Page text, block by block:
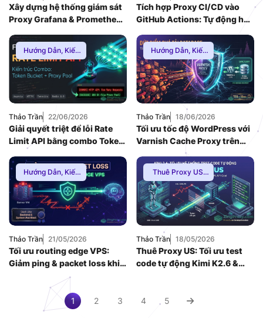
Xây dựng hệ thống giám sát
Proxy Grafana & Prometheus
Tích hợp Proxy CI/CD vào
GitHub Actions: Tự động hóa
(2026)
Hướng Dẫn, Kiến
Thức Proxy
Thảo Trần 22/06/2026
Giải quyết triệt để lỗi Rate
Limit API bằng combo Token
Hướng Dẫn, Kiến
Thức Proxy
Thảo Trần 18/06/2026
Tối ưu tốc độ WordPress với
Varnish Cache Proxy trên
VPS Linux: Dứt điểm bài toán
quá tải Database (2026)
Hướng Dẫn, Kiến
Thức Proxy,Mạng
Internnet
Thảo Trần 21/05/2026
Tối ưu routing edge VPS:
Giảm ping & packet loss khi
gọi API AI quốc tế (2026)
Thuê Proxy US,
Hướng Dẫn,Kiến
Thức Proxy ,Mạng
Internnet,Proxy
SOCKS5,Thuê
Proxy Nước Ngoài
Thảo Trần 18/05/2026
Thuê Proxy US: Tối ưu test
code tự động Kimi K2.6 &
1 2 3 4 5